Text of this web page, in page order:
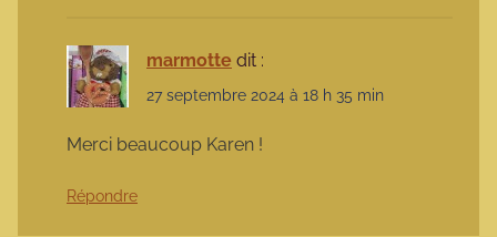
marmotte dit :
27 septembre 2024 à 18 h 35 min
Merci beaucoup Karen !
Répondre